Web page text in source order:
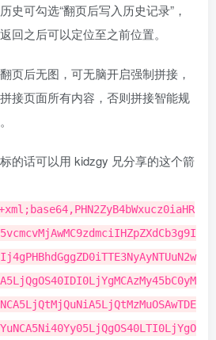
史可勾选“翻页后写入历史记录”，
回之后可以定位至之前位置。
页后无图，可无脑开启强制拼接，
接页面所有内容，否则拼接智能规
的话可以用 kidzgy 兄分享的这个箭